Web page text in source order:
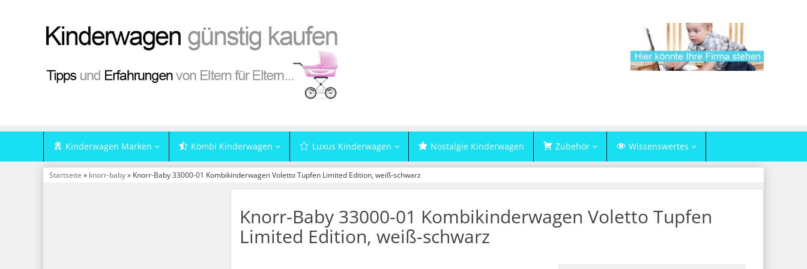
Kinderwagen Marken Kombi Kinderwagen Luxus Kinderwagen Nostalgie Kinderwagen Zubehör Wissenswertes
Startseite » knorr-baby» Knorr-Baby 33000-01 Kombikinderwagen Voletto Tupfen Limited Edition, weiß-schwarz
Knorr-Baby 33000-01 Kombikinderwagen Voletto Tupfen
Limited Edition, weiß-schwarz